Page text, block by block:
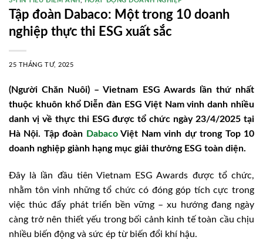
Tập đoàn Dabaco: Một trong 10 doanh
nghiệp thực thi ESG xuất sắc
25 THÁNG TƯ, 2025
(Người Chăn Nuôi) – Vietnam ESG Awards lần thứ nhất
thuộc khuôn khổ Diễn đàn ESG Việt Nam vinh danh nhiều
danh vị về thực thi ESG được tổ chức ngày 23/4/2025 tại
Hà Nội. Tập đoàn DabacoViệt Nam vinh dự trong Top 10
doanh nghiệp giành hạng mục giải thưởng ESG toàn diện.
Đây là lần đầu tiên Vietnam ESG Awards được tổ chức,
nhằm tôn vinh những tổ chức có đóng góp tích cực trong
việc thúc đẩy phát triển bền vững – xu hướng đang ngày
càng trở nên thiết yếu trong bối cảnh kinh tế toàn cầu chịu
nhiều biến động và sức ép từ biến đổi khí hậu.